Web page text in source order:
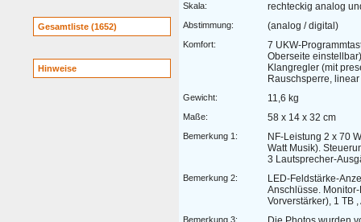
Gesamtliste (1652)
Hinweise
Skala: rechteckig analog
Abstimmung: (analog / digital)
Komfort:
7 UKW-
Oberseite
Klangregler (mit
Rauschsperre,
Gewicht: 11,6 kg
Maße: 58 x 14 x 32 cm
Bemerkung 1:
NF-Leistung 2 x 70
Watt Musik).
3 Lautsprecher-
Bemerkung 2:
LED-Feldstärke-
Anschlüsse.
Vorverstärker), 1 TB ,
Bemerkung 3: